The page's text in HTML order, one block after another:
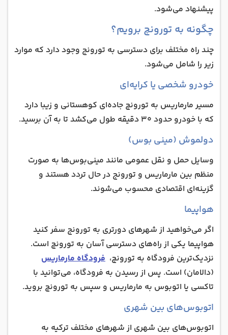
پیشنهاد می‌شود.
چگونه به تورونچ برویم؟
چند راه مختلف برای دسترسی به تورونج وجود دارد که موارد
زیر را شامل می‌شود.
خودرو شخصی یا کرایه‌ای
مسیر مارماریس به تورونچ جاده‌ای کوهستانی و زیبا دارد
که با خودرو حدود ۳۰ دقیقه طول می‌کشد تا به آن برسید.
دولموش (مینی بوس)
وسایل حمل‌ و نقل عمومی مانند مینی‌بوس‌ها به صورت
منظم بین مارماریس و تورونج در حال تردد هستند و
گزینه‌ای اقتصادی محسوب می‌شوند.
هواپیما
اگر می‌خواهید از شهرهای دورتری به تورونج سفر کنید
هواپیما یکی از راه‌های دسترسی آسان به تورونچ است.
نزدیک‌ترین فرودگاه به تورونچ، فرودگاه مارماریس
(دالامان) است. پس از رسیدن به فرودگاه، می‌توانید با
تاکسی یا اتوبوس به مارماریس و سپس به تورونچ بروید.
اتوبوس‌های بین‌ شهری
اتوبوس‌های بین شهری از شهرهای مختلف ترکیه به